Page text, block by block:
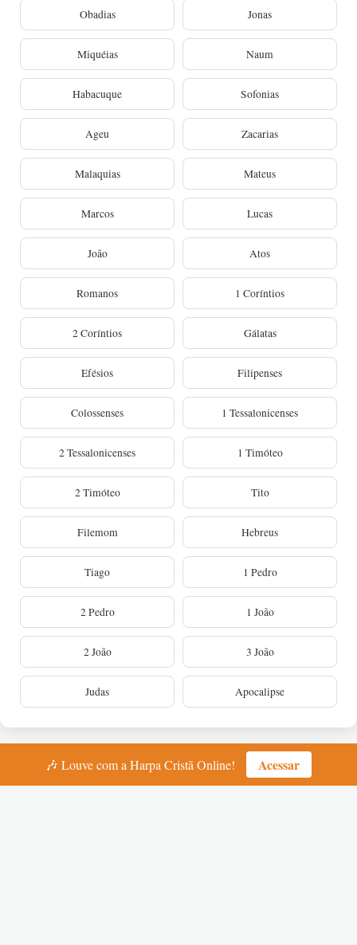
Obadias Jonas
Miquéias Naum
Habacuque Sofonias
Ageu Zacarias
Malaquias Mateus
Marcos Lucas
João Atos
Romanos 1 Coríntios
2 Coríntios Gálatas
Efésios Filipenses
Colossenses 1 Tessalonicenses
2 Tessalonicenses 1 Timóteo
2 Timóteo Tito
Filemom Hebreus
Tiago 1 Pedro
2 Pedro 1 João
2 João 3 João
Judas Apocalipse
🎶 Louve com a Harpa Cristã Online! Acessar